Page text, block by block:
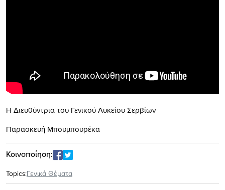
Η Διευθύντρια του Γενικού Λυκείου Σερβίων
Παρασκευή Μπουμπουρέκα
Κοινοποίηση:
Topics:Γενικά Θέματα